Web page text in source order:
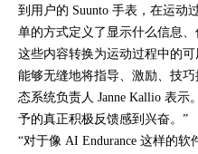
到用户的 Suunto 手表，在运动
单的方式定义了显示什么信息
这些内容转换为运动过程中的
能够无缝地将指导、激励、技
态系统负责人 Janne Kallio 表
予的真正积极反馈感到兴奋。”
“对于像 AI Endurance 这样的软